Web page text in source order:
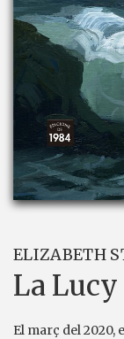
ELIZABETH
La
El març del 2020,